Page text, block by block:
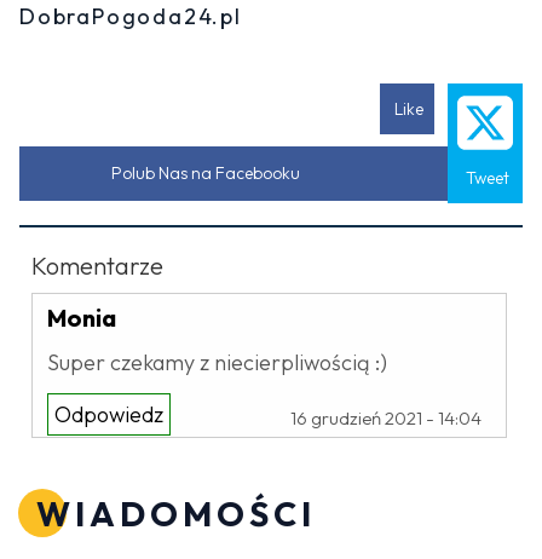
DobraPogoda24.pl
Like
Tweet
Polub Nas na Facebooku
Komentarze
Monia
Super czekamy z niecierpliwością :)
16 grudzień 2021 - 14:04
Odpowiedz
WIADOMOŚCI